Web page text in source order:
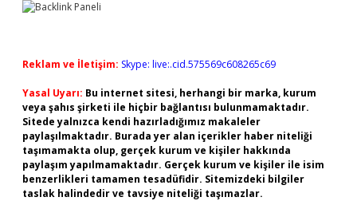
Reklam ve İletişim: Skype: live:.cid.575569c608265c69
Yasal Uyarı: Bu internet sitesi, herhangi bir marka, kurum
veya şahıs şirketi ile hiçbir bağlantısı bulunmamaktadır.
Sitede yalnızca kendi hazırladığımız makaleler
paylaşılmaktadır. Burada yer alan içerikler haber niteliği
taşımamakta olup, gerçek kurum ve kişiler hakkında
paylaşım yapılmamaktadır. Gerçek kurum ve kişiler ile isim
benzerlikleri tamamen tesadüfidir. Sitemizdeki bilgiler
taslak halindedir ve tavsiye niteliği taşımazlar.